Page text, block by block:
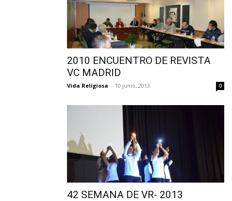
2010 ENCUENTRO DE REVISTA
VC MADRID
Vida Religiosa - 10 junio, 2013 0
42 SEMANA DE VR- 2013